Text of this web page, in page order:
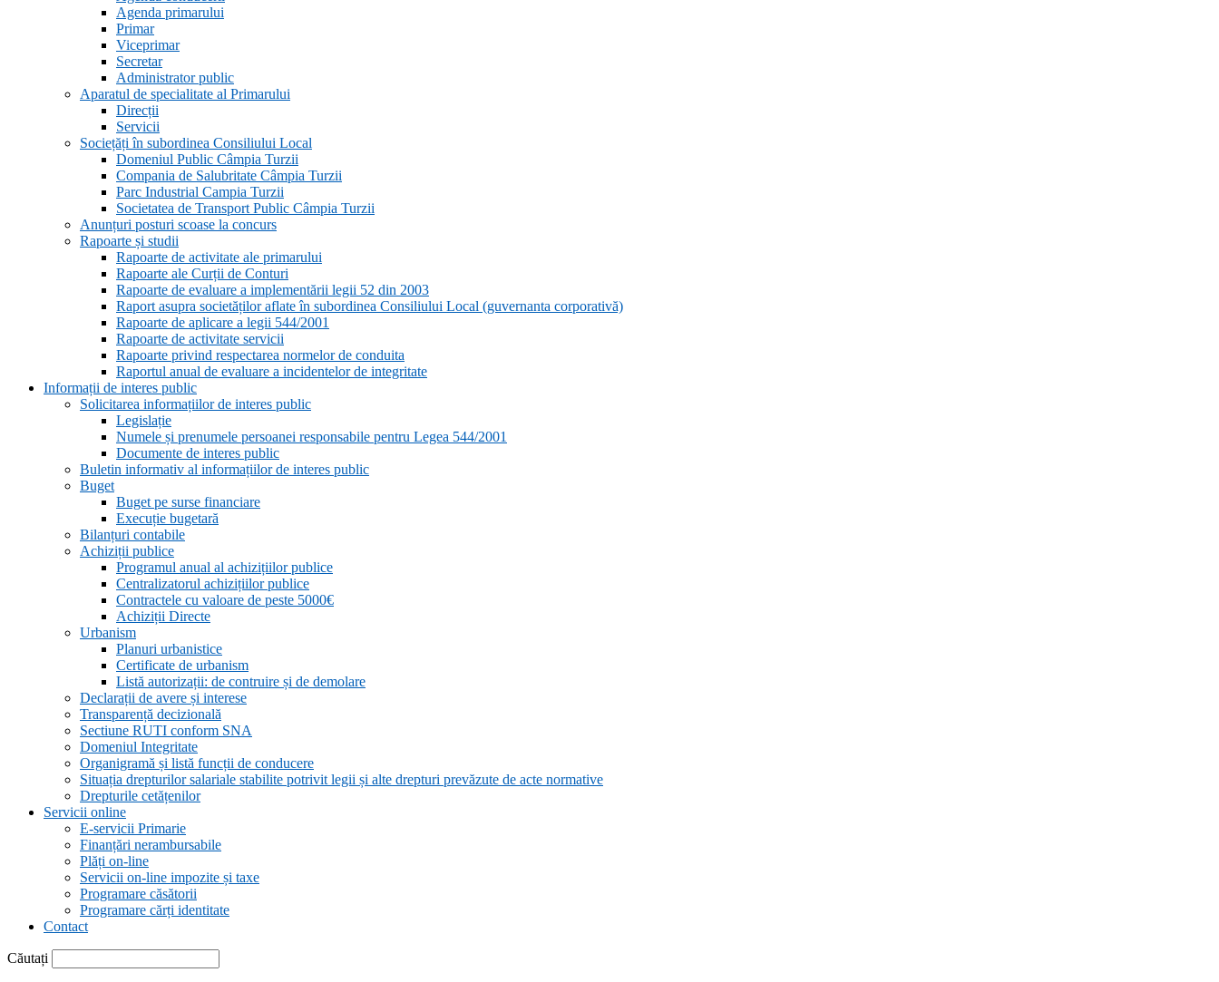
Agenda primarului
Primar
Viceprimar
Secretar
Administrator public
Aparatul de specialitate al Primarului
Direcții
Servicii
Sociețăți în subordinea Consiliului Local
Domeniul Public Câmpia Turzii
Compania de Salubritate Câmpia Turzii
Parc Industrial Campia Turzii
Societatea de Transport Public Câmpia Turzii
Anunțuri posturi scoase la concurs
Rapoarte și studii
Rapoarte de activitate ale primarului
Rapoarte ale Curții de Conturi
Rapoarte de evaluare a implementării legii 52 din 2003
Raport asupra societăților aflate în subordinea Consiliului Local (guvernanta corporativă)
Rapoarte de aplicare a legii 544/2001
Rapoarte de activitate servicii
Rapoarte privind respectarea normelor de conduita
Raportul anual de evaluare a incidentelor de integritate
Informații de interes public
Solicitarea informațiilor de interes public
Legislație
Numele și prenumele persoanei responsabile pentru Legea 544/2001
Documente de interes public
Buletin informativ al informațiilor de interes public
Buget
Buget pe surse financiare
Execuție bugetară
Bilanțuri contabile
Achiziții publice
Programul anual al achizițiilor publice
Centralizatorul achizițiilor publice
Contractele cu valoare de peste 5000€
Achiziții Directe
Urbanism
Planuri urbanistice
Certificate de urbanism
Listă autorizații: de contruire și de demolare
Declarații de avere și interese
Transparență decizională
Sectiune RUTI conform SNA
Domeniul Integritate
Organigramă și listă funcții de conducere
Situația drepturilor salariale stabilite potrivit legii și alte drepturi prevăzute de acte normative
Drepturile cetățenilor
Servicii online
E-servicii Primarie
Finanțări nerambursabile
Plăți on-line
Servicii on-line impozite și taxe
Programare căsătorii
Programare cărți identitate
Contact
Căutați